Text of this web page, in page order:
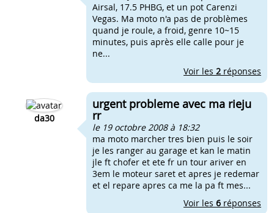
Airsal, 17.5 PHBG, et un pot Carenzi
Vegas. Ma moto n'a pas de problèmes
quand je roule, a froid, genre 10~15
minutes, puis après elle calle pour je
ne...
Voir les 2 réponses
da30
urgent probleme avec ma rieju
rr
le 19 octobre 2008 à 18:32
ma moto marcher tres bien puis le soir
je les ranger au garage et kan le matin
jle ft chofer et ete fr un tour ariver en
3em le moteur saret et apres je redemar
et el repare apres ca me la pa ft mes...
Voir les 6 réponses